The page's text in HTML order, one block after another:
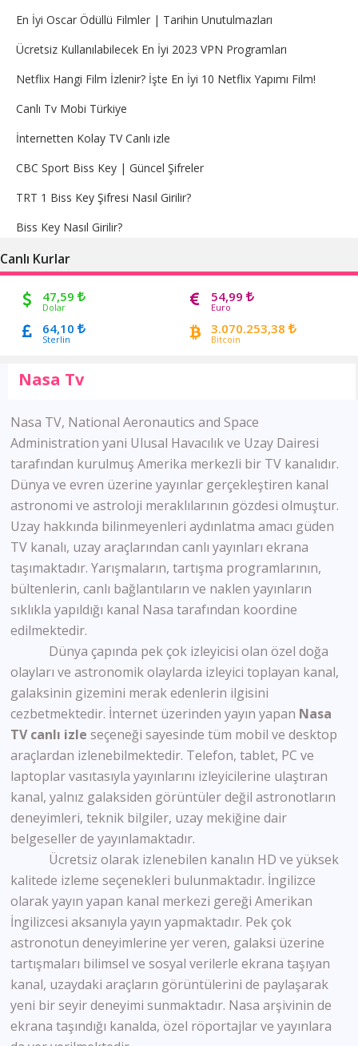
En İyi Oscar Ödüllü Filmler | Tarihin Unutulmazları
Ücretsiz Kullanılabilecek En İyi 2023 VPN Programları
Netflix Hangi Film İzlenir? İşte En İyi 10 Netflix Yapımı Film!
Canlı Tv Mobi Türkiye
İnternetten Kolay TV Canlı izle
CBC Sport Biss Key | Güncel Şifreler
TRT 1 Biss Key Şifresi Nasıl Girilir?
Biss Key Nasıl Girilir?
Canlı Kurlar
47,59
Dolar
54,99
Euro
64,10
Sterlin
3.070.253,38
Bitcoin
Nasa Tv
Nasa TV, National Aeronautics and Space
Administration yani Ulusal Havacılık ve Uzay Dairesi
tarafından kurulmuş Amerika merkezli bir TV kanalıdır.
Dünya ve evren üzerine yayınlar gerçekleştiren kanal
astronomi ve astroloji meraklılarının gözdesi olmuştur.
Uzay hakkında bilinmeyenleri aydınlatma amacı güden
TV kanalı, uzay araçlarından canlı yayınları ekrana
taşımaktadır. Yarışmaların, tartışma programlarının,
bültenlerin, canlı bağlantıların ve naklen yayınların
sıklıkla yapıldığı kanal Nasa tarafından koordine
edilmektedir.
Dünya çapında pek çok izleyicisi olan özel doğa
olayları ve astronomik olaylarda izleyici toplayan kanal,
galaksinin gizemini merak edenlerin ilgisini
cezbetmektedir. İnternet üzerinden yayın yapan Nasa
TV canlı izle seçeneği sayesinde tüm mobil ve desktop
araçlardan izlenebilmektedir. Telefon, tablet, PC ve
laptoplar vasıtasıyla yayınlarını izleyicilerine ulaştıran
kanal, yalnız galaksiden görüntüler değil astronotların
deneyimleri, teknik bilgiler, uzay mekiğine dair
belgeseller de yayınlamaktadır.
Ücretsiz olarak izlenebilen kanalın HD ve yüksek
kalitede izleme seçenekleri bulunmaktadır. İngilizce
olarak yayın yapan kanal merkezi gereği Amerikan
İngilizcesi aksanıyla yayın yapmaktadır. Pek çok
astronotun deneyimlerine yer veren, galaksi üzerine
tartışmaları bilimsel ve sosyal verilerle ekrana taşıyan
kanal, uzaydaki araçların görüntülerini de paylaşarak
yeni bir seyir deneyimi sunmaktadır. Nasa arşivinin de
ekrana taşındığı kanalda, özel röportajlar ve yayınlara